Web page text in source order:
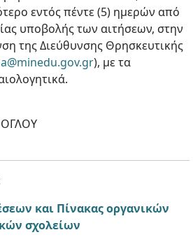
εντός πέντε (5) ημερών από
υποβολής των αιτήσεων, στην
της Διεύθυνσης Θρησκευτικής
), με τα
και Πίνακας οργανικών
σχολείων